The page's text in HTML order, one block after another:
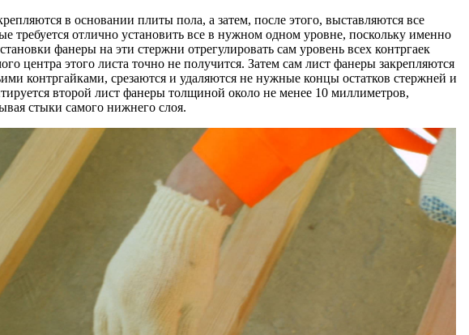
в основании плиты пола, а затем, после этого, выставляются все
требуется отлично установить все в нужном одном уровне, поскольку именно
фанеры на эти стержни отрегулировать сам уровень всех контргаек
центра этого листа точно не получится. Затем сам лист фанеры закрепляются
контргайками, срезаются и удаляются не нужные концы остатков стержней и
второй лист фанеры толщиной около не менее 10 миллиметров,
стыки самого нижнего слоя.